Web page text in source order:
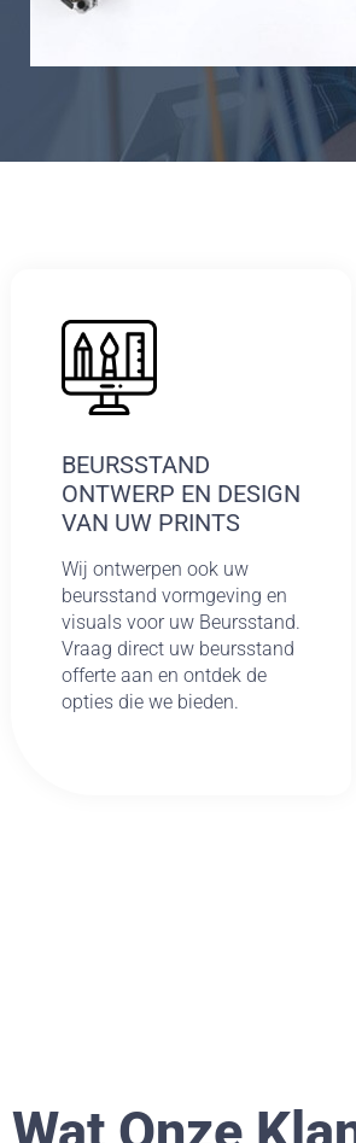
BEURSSTAND
ONTWERP EN DESIGN
VAN UW PRINTS
Wij ontwerpen ook uw
beursstand vormgeving en
visuals voor uw Beursstand.
Vraag direct uw beursstand
offerte aan en ontdek de
opties die we bieden.
was goedkoop zeker geen